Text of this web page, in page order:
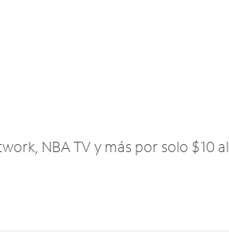
NBA TV y más por solo $10 al